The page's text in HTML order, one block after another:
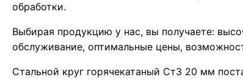
обработки.
Выбирая продукцию у нас, вы получаете:
обслуживание, оптимальные цены,
Стальной круг горячекатаный Ст3 20 мм